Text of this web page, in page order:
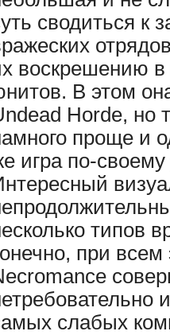
сводиться к
воскрешению в
В этом
Horde, но
проще и
игра по-своему
типов
при
слабых